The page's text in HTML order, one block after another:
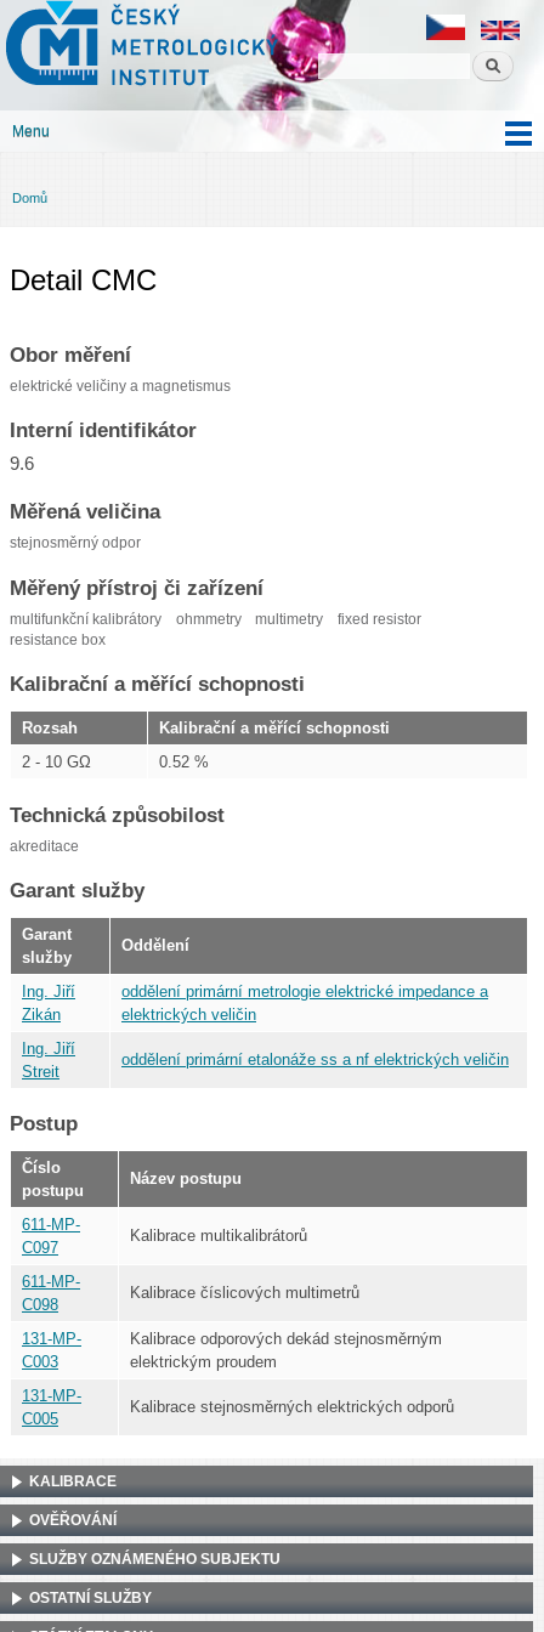
obsahu
Český
metrologický
institut
Menu
Jste zde
Domů
Detail CMC
Obor měření
elektrické veličiny a magnetismus
Interní identifikátor
9.6
Měřená veličina
stejnosměrný odpor
Měřený přístroj či zařízení
multifunkční kalibrátory ohmmetry multimetry
fixed resistor
resistance box
Kalibrační a měřící schopnosti
Rozsah
Kalibrační a měřící schopnosti
2 - 10 GΩ
0.52 %
Technická způsobilost
akreditace
Garant služby
Garant
služby
Oddělení
Ing. Jiří
Zikán
oddělení primární metrologie elektrické impedance a
elektrických veličin
Ing. Jiří
Streit
oddělení primární etalonáže ss a nf elektrických veličin
Postup
Číslo
postupu
Název postupu
611-MP-
C097
Kalibrace multikalibrátorů
611-MP-
C098
Kalibrace číslicových multimetrů
131-MP-
C003
Kalibrace odporových dekád stejnosměrným
elektrickým proudem
131-MP-
C005
Kalibrace stejnosměrných elektrických odporů
KALIBRACE
OVĚŘOVÁNÍ
SLUŽBY OZNÁMENÉHO SUBJEKTU
OSTATNÍ SLUŽBY